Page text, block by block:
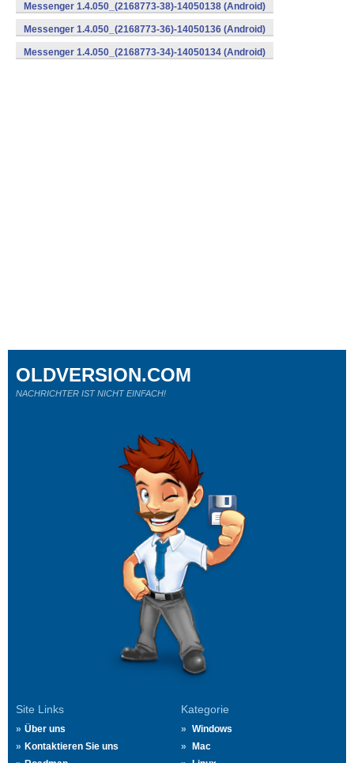
Messenger 1.4.050_(2168773-38)-14050138 (Android)
Messenger 1.4.050_(2168773-36)-14050136 (Android)
Messenger 1.4.050_(2168773-34)-14050134 (Android)
Site Links
Über uns
Kontaktieren Sie uns
Kategorie
Windows
Mac
OLDVERSION.COM
NACHRICHTER IST NICHT EINFACH!